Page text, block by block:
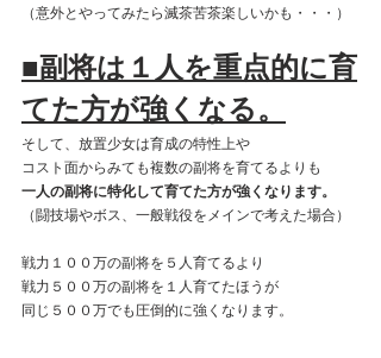
（意外とやってみたら滅茶苦茶楽しいかも・・・）
■副将は１人を重点的に育
てた方が強くなる。
そして、放置少女は育成の特性上や
コスト面からみても複数の副将を育てるよりも
一人の副将に特化して育てた方が強くなります。
（闘技場やボス、一般戦役をメインで考えた場合）
戦力１００万の副将を５人育てるより
戦力５００万の副将を１人育てたほうが
同じ５００万でも圧倒的に強くなります。